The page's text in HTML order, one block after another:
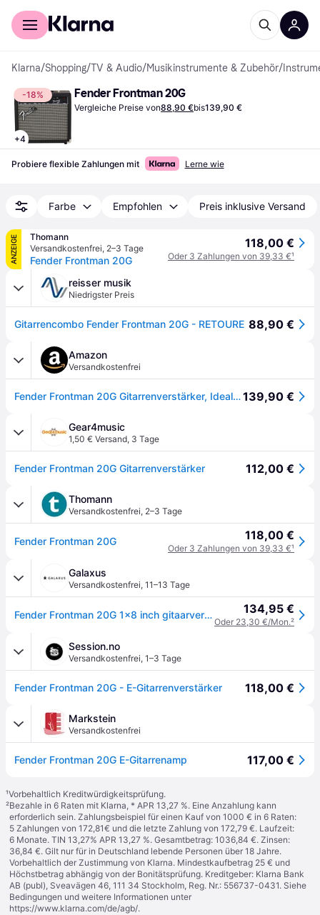
Für Shopper
Klarna/Shopping/TV & Audio/Musikinstrumente & Zubehör/
-18%
+4
Fender Frontman 20G
Vergleiche Preise von88,90 €bis139,90 €
Probiere flexible Zahlungen mit Lerne wie
Farbe Empfohlen Preis inklusive Versand
ANZEIGE
Thomann
Versandkostenfrei, 2–3 Tage
Fender Frontman 20G
118,00 €
Oder 3 Zahlungen von 39,33 €¹
reisser musik
Niedrigster Preis
Gitarrencombo Fender Frontman 20G - RETOURE 88,90 €
Amazon
Versandkostenfrei
Fender Frontman 20G Gitarrenverstärker, Ideal für Gitarrenstudium, Übungsräume und Live Sessions, Klare Höhen und kräftige Bässe für elektrische Gitarre, Schwarz139,90 €
Gear4music
1,50 € Versand, 3 Tage
Fender Frontman 20G Gitarrenverstärker 112,00 €
Thomann
Versandkostenfrei, 2–3 Tage
Fender Frontman 20G 118,00 €
Oder 3 Zahlungen von 39,33 €¹
Galaxus
Versandkostenfrei, 11–13 Tage
Fender Frontman 20G 1x8 inch gitaarversterker combo (Gitarre, 20W), Instrumentenverstärker, Schwarz 134,95 €
Oder 23,30 €/Mon.²
Session.no
Versandkostenfrei, 1–3 Tage
Fender Frontman 20G - E-Gitarrenverstärker 118,00 €
Markstein
Versandkostenfrei
Fender Frontman 20G E-Gitarrenamp 117,00 €
¹Vorbehaltlich Kreditwürdigkeitsprüfung.
²Bezahle in 6 Raten mit Klarna, * APR 13,27 %. Eine Anzahlung kann
erforderlich sein. Zahlungsbeispiel für einen Kauf von 1000 € in 6 Raten:
5 Zahlungen von 172,81€ und die letzte Zahlung von 172,79 €. Laufzeit:
6 Monate. TIN 13,27% APR 13,27 %. Gesamtbetrag: 1036,84 €. Zinsen:
36,84 €. Gilt nur für in Deutschland lebende Personen über 18 Jahre.
Vorbehaltlich der Zustimmung von Klarna. Mindestkaufbetrag 25 € und
Höchstbetrag abhängig von der Bonitätsprüfung. Kreditgeber: Klarna Bank
AB (publ), Sveavägen 46, 111 34 Stockholm, Reg. Nr.: 556737-0431. Siehe
Bedingungen und weitere Informationen unter
https://www.klarna.com/de/agb/.